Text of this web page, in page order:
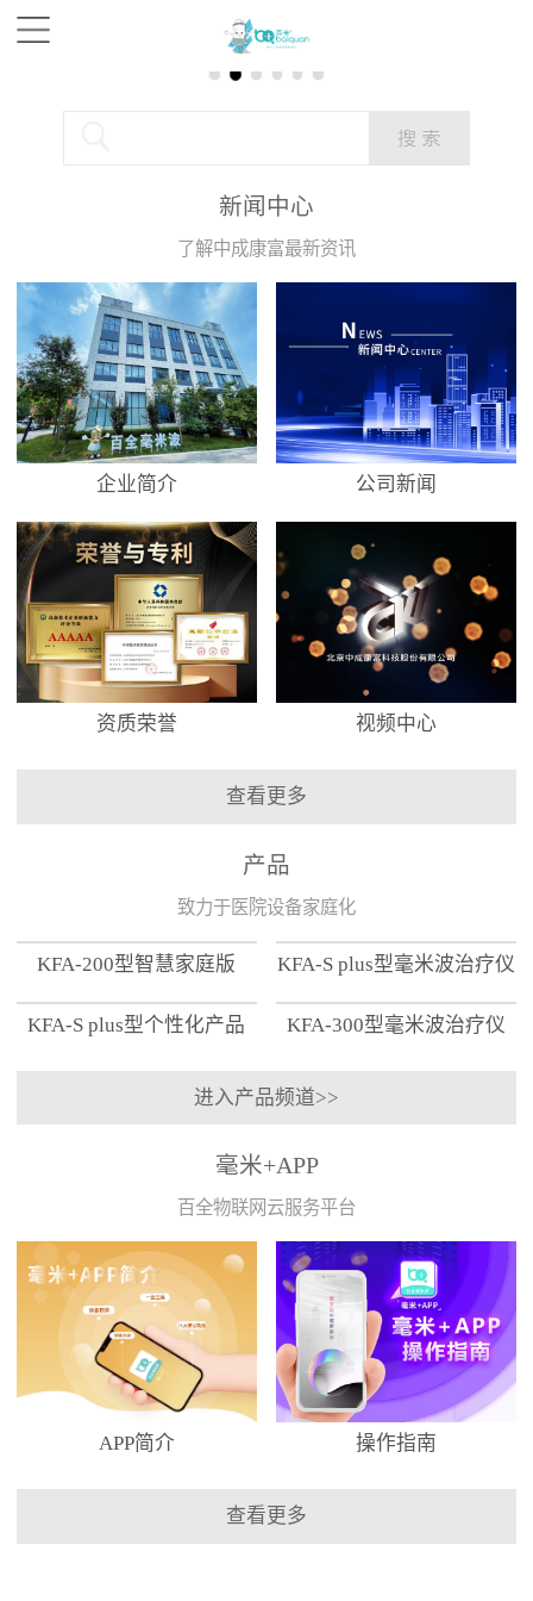
新闻中心
了解中成康富最新资讯
企业简介 公司新闻
资质荣誉 视频中心
查看更多
产品
致力于医院设备家庭化
KFA-200型智慧家庭版 KFA-S plus型毫米波治疗仪
KFA-S plus型个性化产品
KFA-300型毫米波治疗仪
进入产品频道>>
毫米+APP
百全物联网云服务平台
APP简介 操作指南
查看更多